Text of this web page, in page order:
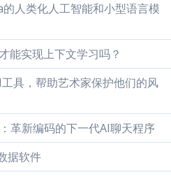
人类化人工智能和小型语言模
能实现上下文学习吗？
具，帮助艺术家保护他们的风
革新编码的下一代AI聊天程序
据软件